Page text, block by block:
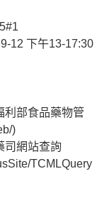
12 下午13-17:30
利部食品藥物管
)
司網站查詢
TCMLQuery